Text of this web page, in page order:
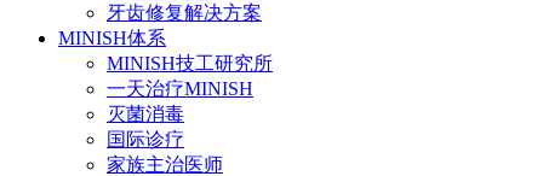
牙齿修复解决方案
MINISH体系
MINISH技工研究所
一天治疗MINISH
灭菌消毒
国际诊疗
家族主治医师